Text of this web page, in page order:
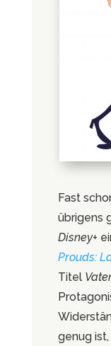
Fast
übrigens
Disney+
Prouds:
Titel
genug